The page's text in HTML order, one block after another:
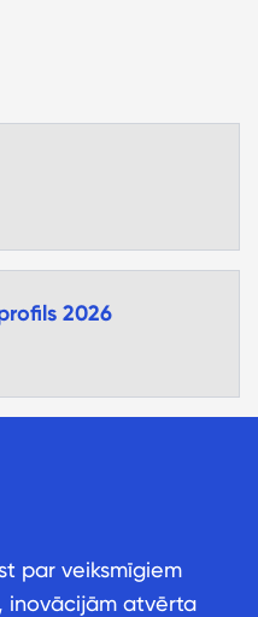
2026
par veiksmīgiem
inovācijām atvērta